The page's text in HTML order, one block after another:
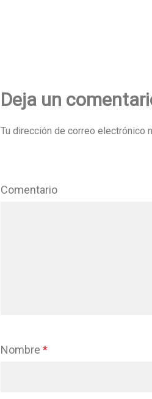
Deja un
Tu dirección de correo electrónico
Comentario
Nombre *